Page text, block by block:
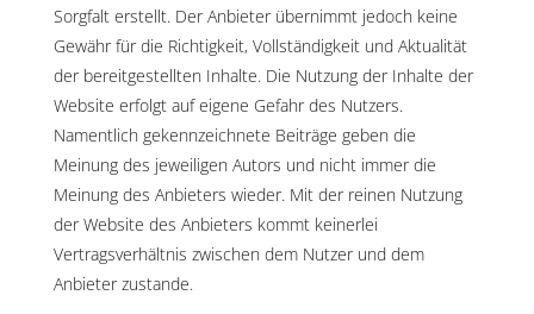
Sorgfalt erstellt. Der Anbieter übernimmt jedoch keine
Gewähr für die Richtigkeit, Vollständigkeit und Aktualität
der bereitgestellten Inhalte. Die Nutzung der Inhalte der
Website erfolgt auf eigene Gefahr des Nutzers.
Namentlich gekennzeichnete Beiträge geben die
Meinung des jeweiligen Autors und nicht immer die
Meinung des Anbieters wieder. Mit der reinen Nutzung
der Website des Anbieters kommt keinerlei
Vertragsverhältnis zwischen dem Nutzer und dem
Anbieter zustande.